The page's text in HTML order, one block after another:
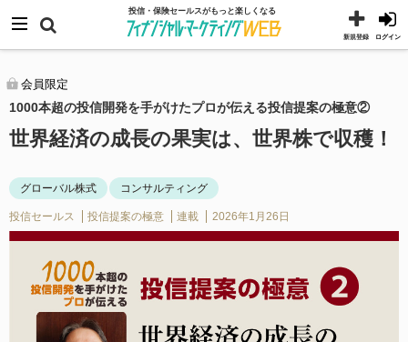
ログイン
新規登録
ン
ツ
へ
キ
ッ
プ
投信・保険セールスがもっと楽しくなる
会員限定
1000本超の投信開発を手がけたプロが伝える投信提案の極意②
世界経済の成長の果実は、世界株で収穫！
グローバル株式 コンサルティング
投信セールス 投信提案の極意 連載 2026年1月26日